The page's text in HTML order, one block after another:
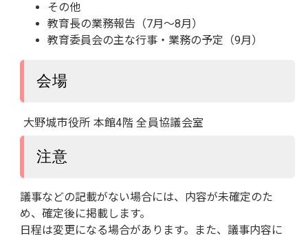
その他
教育長の業務報告（7月～8月）
教育委員会の主な行事・業務の予定（9月）
会場
大野城市役所 本館4階 全員協議会室
注意
議事などの記載がない場合には、内容が未確定のた
め、確定後に掲載します。
日程は変更になる場合があります。また、議事内容に